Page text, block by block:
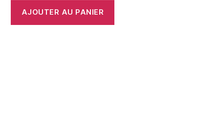
AJOUTER AU PANIER